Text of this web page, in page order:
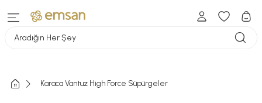
Aradığın Her Şey
Karaca Vantuz High Force Süpürgeler